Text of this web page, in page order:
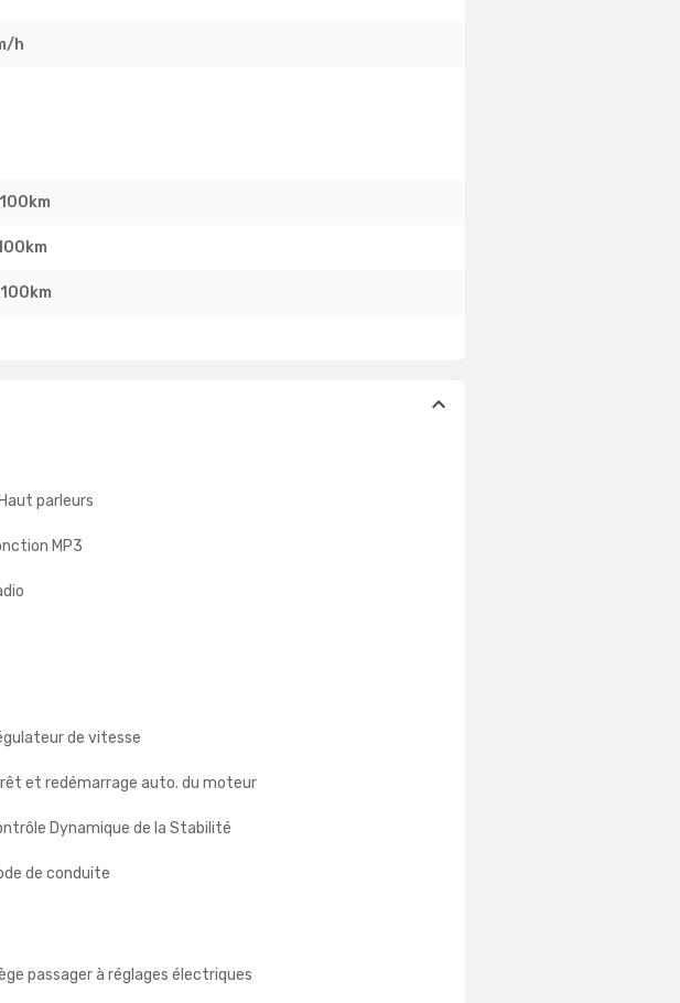
h
parleurs
MP3
de vitesse
et redémarrage auto. du moteur
Dynamique de la Stabilité
de conduite
passager à réglages électriques